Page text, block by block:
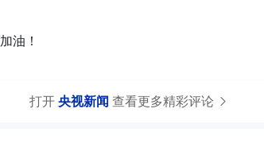
油！
打开央视新闻查看更多精彩评论